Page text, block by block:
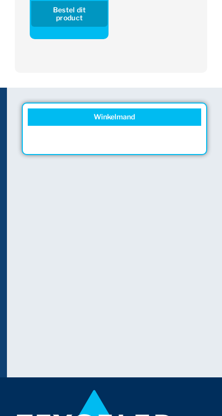
Bestel dit
product
Winkelmand